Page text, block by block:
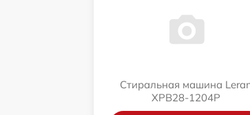
Стиральная машина
XPB28-1204P